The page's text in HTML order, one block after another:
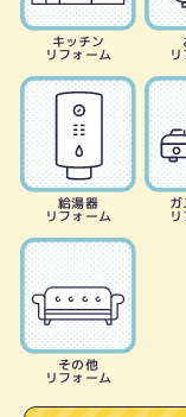
キッチン
リフォーム
給湯器
リフォーム
その他
リフォーム